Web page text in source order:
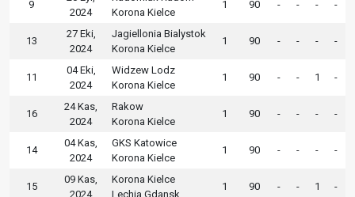
9
2024
Korona Kielce
1 90 - - - -
13
27 Eki,
2024
Jagiellonia Bialystok
Korona Kielce
1 90 - - - -
11
04 Eki,
2024
Widzew Lodz
Korona Kielce
1 90 - - 1 -
16
24 Kas,
2024
Rakow
Korona Kielce
1 90 - - - -
14
04 Kas,
2024
GKS Katowice
Korona Kielce
1 90 - - - -
15
09 Kas,
2024
Korona Kielce
Lechia Gdansk
1 90 - - 1 -